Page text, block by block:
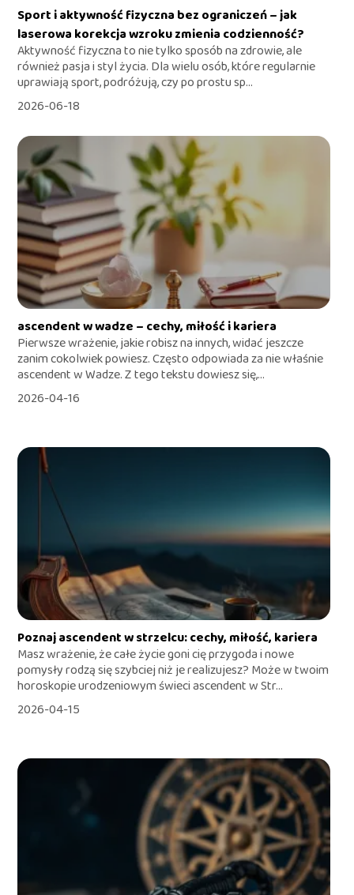
Sport i aktywność fizyczna bez ograniczeń – jak
laserowa korekcja wzroku zmienia codzienność?
Aktywność fizyczna to nie tylko sposób na zdrowie, ale
również pasja i styl życia. Dla wielu osób, które regularnie
uprawiają sport, podróżują, czy po prostu sp...
2026-06-18
ascendent w wadze – cechy, miłość i kariera
Pierwsze wrażenie, jakie robisz na innych, widać jeszcze
zanim cokolwiek powiesz. Często odpowiada za nie właśnie
ascendent w Wadze. Z tego tekstu dowiesz się,...
2026-04-16
Poznaj ascendent w strzelcu: cechy, miłość, kariera
Masz wrażenie, że całe życie goni cię przygoda i nowe
pomysły rodzą się szybciej niż je realizujesz? Może w twoim
horoskopie urodzeniowym świeci ascendent w Str...
2026-04-15